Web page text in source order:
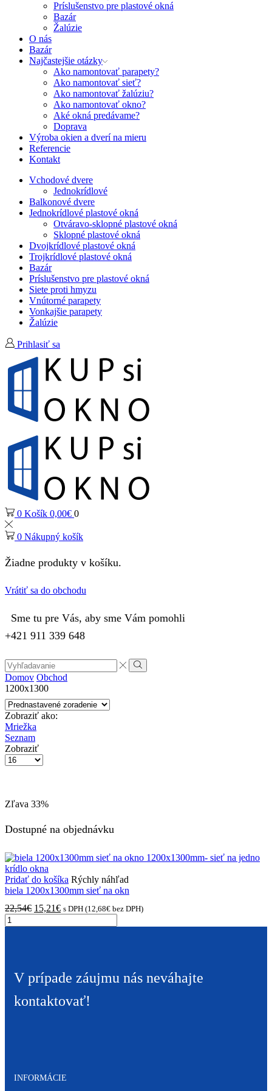
Príslušenstvo pre plastové okná
Bazár
Žalúzie
O nás
Bazár
Najčastejšie otázky
Ako namontovať parapety?
Ako namontovať sieť?
Ako namontovať žalúziu?
Ako namontovať okno?
Aké okná predávame?
Doprava
Výroba okien a dverí na mieru
Referencie
Kontakt
Vchodové dvere
Jednokrídlové
Balkonové dvere
Jednokrídlové plastové okná
Otváravo-sklopné plastové okná
Sklopné plastové okná
Dvojkrídlové plastové okná
Trojkrídlové plastové okná
Bazár
Príslušenstvo pre plastové okná
Siete proti hmyzu
Vnútorné parapety
Vonkajšie parapety
Žalúzie
Prihlasiť sa
0 Košík 0,00€ 0
0 Nákupný košík
Žiadne produkty v košíku.
Vrátiť sa do obchodu
Sme tu pre Vás, aby sme Vám pomohli
+421 911 339 648
Search
input
Vyhľadávanie
Domov Obchod
1200x1300
Zobraziť ako:
Mriežka
Seznam
Zobraziť
Počet
Zľava 33%
Dostupné na objednávku
Pridať do košíka Rýchly náhľad
biela 1200x1300mm sieť na okn
22,54€ Pôvodná
bola:
15,21€Aktuálna
je:
s DPH (12,68€ bez DPH)
množstvo
biela
okno
1200x1300mm-
sieť
V prípade záujmu nás neváhajte
kontaktovať!
INFORMÁCIE